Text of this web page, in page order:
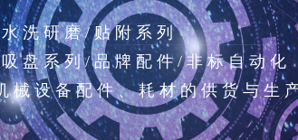
洗研磨/贴附系列
盘系列/品牌配件/非标自动化
械设备配件、耗材的供货与生